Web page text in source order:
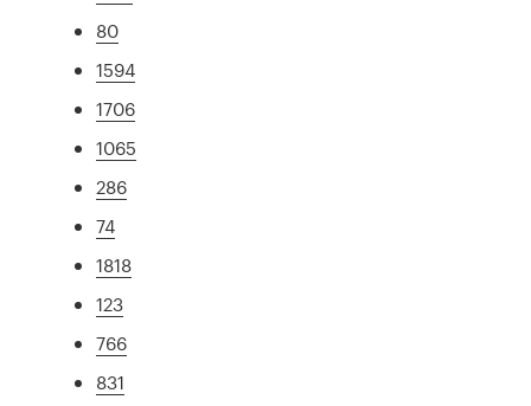
80
1594
1706
1065
286
74
1818
123
766
831